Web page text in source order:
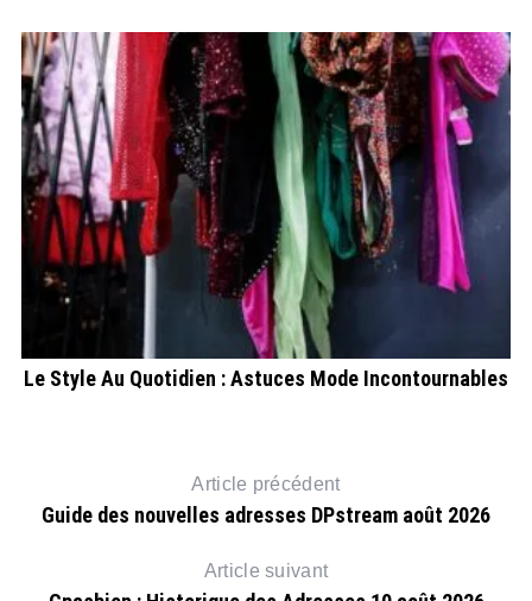
Le Style Au Quotidien : Astuces Mode Incontournables
Article précédent
Guide des nouvelles adresses DPstream août 2026
Article suivant